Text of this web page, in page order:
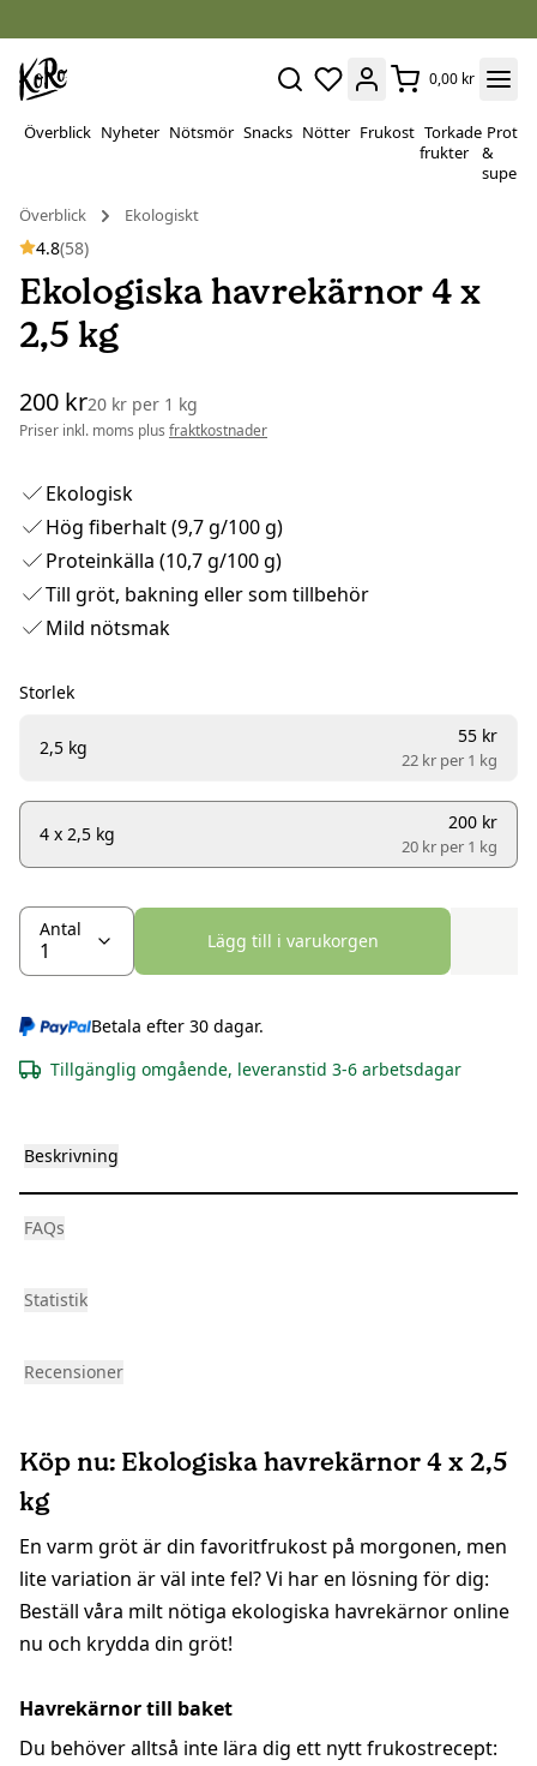
0,00 kr
Överblick Nyheter Nötsmör Snacks Nötter Frukost Torkade
frukter
&
Överblick
Ekologiskt
4.8(58)
Ekologiska havrekärnor 4 x
2,5 kg
200 kr20 kr per 1 kg
Priser inkl. moms plus fraktkostnader
Ekologisk
Hög fiberhalt (9,7 g/100 g)
Proteinkälla (10,7 g/100 g)
Till gröt, bakning eller som tillbehör
Mild nötsmak
Storlek
2,5 kg
55 kr
22 kr per 1 kg
4 x 2,5 kg
200 kr
20 kr per 1 kg
Antal
Lägg till i varukorgen
Betala efter 30 dagar.
Tillgänglig omgående, leveranstid 3-6 arbetsdagar
Beskrivning
FAQs
Statistik
Recensioner
Köp nu: Ekologiska havrekärnor 4 x 2,5
kg
En varm gröt är din favoritfrukost på morgonen, men
lite variation är väl inte fel? Vi har en lösning för dig:
Beställ våra milt nötiga ekologiska havrekärnor online
nu och krydda din gröt!
Havrekärnor till baket
Du behöver alltså inte lära dig ett nytt frukostrecept: